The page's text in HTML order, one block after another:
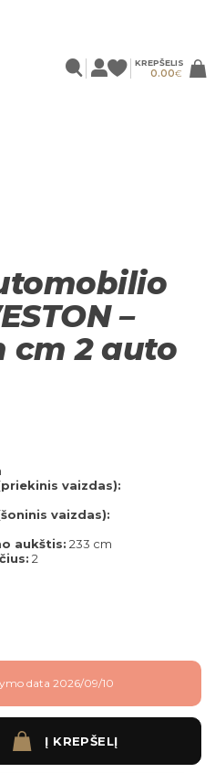
KREPŠELIS
0.00€
–
cm 2 auto
vaizdas):
vaizdas):
aukštis: 233 cm
2
data 2026/09/10
- WESTON - 563x645 cm cm 2 auto
Į KREPŠELĮ